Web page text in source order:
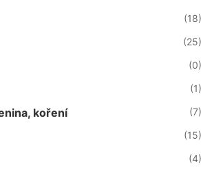
(18)
(25)
(0)
(1)
koření (7)
(15)
(4)